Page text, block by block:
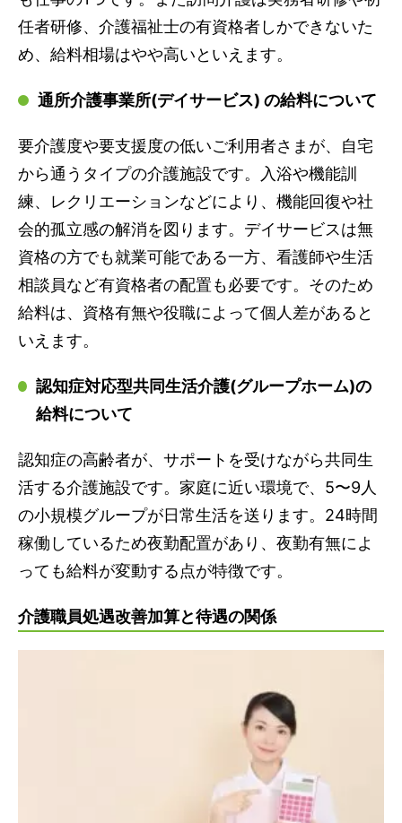
任者研修、介護福祉士の有資格者しかできないた
め、給料相場はやや高いといえます。
通所介護事業所(デイサービス) の給料について
要介護度や要支援度の低いご利用者さまが、自宅
から通うタイプの介護施設です。入浴や機能訓
練、レクリエーションなどにより、機能回復や社
会的孤立感の解消を図ります。デイサービスは無
資格の方でも就業可能である一方、看護師や生活
相談員など有資格者の配置も必要です。そのため
給料は、資格有無や役職によって個人差があると
いえます。
認知症対応型共同生活介護(グループホーム)の
給料について
認知症の高齢者が、サポートを受けながら共同生
活する介護施設です。家庭に近い環境で、5〜9人
の小規模グループが日常生活を送ります。24時間
稼働しているため夜勤配置があり、夜勤有無によ
っても給料が変動する点が特徴です。
介護職員処遇改善加算と待遇の関係